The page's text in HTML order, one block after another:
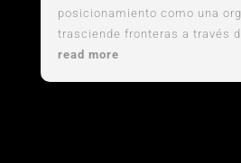
posicionamiento como una
trasciende fronteras a través
read more